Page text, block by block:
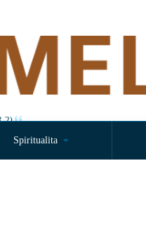
Spiritualita